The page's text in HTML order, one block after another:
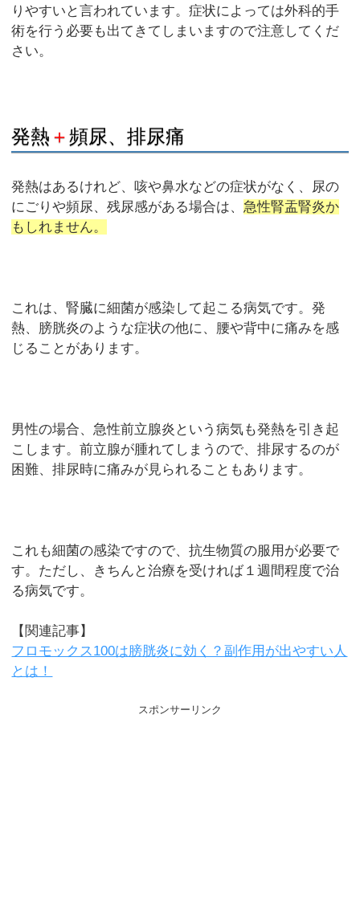
りやすいと言われています。症状によっては外科的手
術を行う必要も出てきてしまいますので注意してくだ
さい。
発熱 ＋頻尿、排尿痛
発熱はあるけれど、咳や鼻水などの症状がなく、尿の
にごりや頻尿、残尿感がある場合は、 急性腎盂腎炎か
もしれません。
これは、腎臓に細菌が感染して起こる病気です。発
熱、膀胱炎のような症状の他に、腰や背中に痛みを感
じることがあります。
男性の場合、急性前立腺炎という病気も発熱を引き起
こします。前立腺が腫れてしまうので、排尿するのが
困難、排尿時に痛みが見られることもあります。
これも細菌の感染ですので、抗生物質の服用が必要で
す。ただし、きちんと治療を受ければ１週間程度で治
る病気です。
【関連記事】
フロモックス100は膀胱炎に効く？副作用が出やすい人
とは！
スポンサーリンク